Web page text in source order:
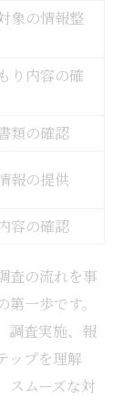
較と選び方
方法
意事項
証拠とは
覧
方法
の証拠
点
響
にする要
象の情報整
り内容の確
類の確認
報の提供
容の確認
査の流れを事
一歩です。
調査実施、報
ップを理解
スムーズな対